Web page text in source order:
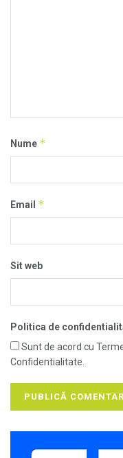
Nume *
Email *
Sit web
Politica de
Sunt de acord cu
Confidentialitate.